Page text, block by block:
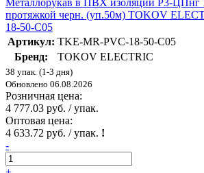
Металлорукав в ПВХ изоляции Р3-ЦПнг
протяжкой черн. (уп.50м) TOKOV
18-50-C05
Артикул: TKE-MR-PVC-18-50-C05
Бренд:
TOKOV ELECTRIC
38 упак. (1-3 дня)
Обновлено 06.08.2026
Розничная цена:
4 777.03 руб. / упак.
Оптовая цена:
4 633.72 руб. / упак. !
-